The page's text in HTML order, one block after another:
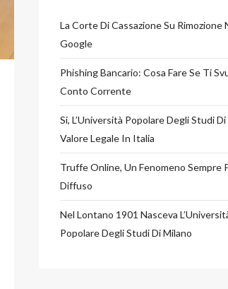
La Corte Di Cassazione Su Rimozione
Google
Phishing Bancario: Cosa Fare Se Ti
Conto Corrente
Si, L’Università Popolare Degli Studi
Valore Legale In Italia
Truffe Online, Un Fenomeno Sempre
Diffuso
Nel Lontano 1901 Nasceva
Popolare Degli Studi Di Milano